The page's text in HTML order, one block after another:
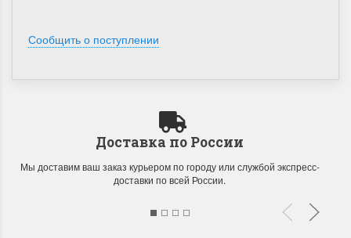
Сообщить о поступлении
Доставка по России
Мы доставим ваш заказ курьером по городу или службой экспресс-
доставки по всей России.